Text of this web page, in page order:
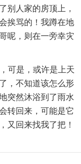
别人家的房顶上，
挨骂的！我蹲在地
呢，则在一旁幸灾
可是，或许是上天
，不知道该怎么形
突然沐浴到了雨水
转回来，可能是它
又回来找我了把！